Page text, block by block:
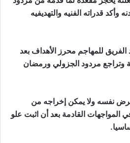
قدراته الفنيه والتهديفيه
للمهاجم محرز الأهداف بعد
وتراجع مردود الجزولي ورمضان
نفسه ولا يمكن إخراجه من
المواجهات القادمة بعد أن اثبت علو